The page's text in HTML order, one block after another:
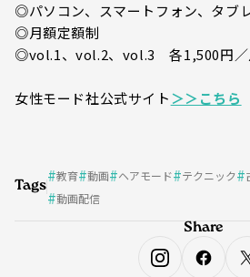
◎パソコン、スマートフォン、タブ
◎月額定額制
◎vol.1、vol.2、vol.3 各1,500円／
女性モード社公式サイト＞＞こちら
Tags
教育 動画 ヘアモード テクニック
動画配信
Share